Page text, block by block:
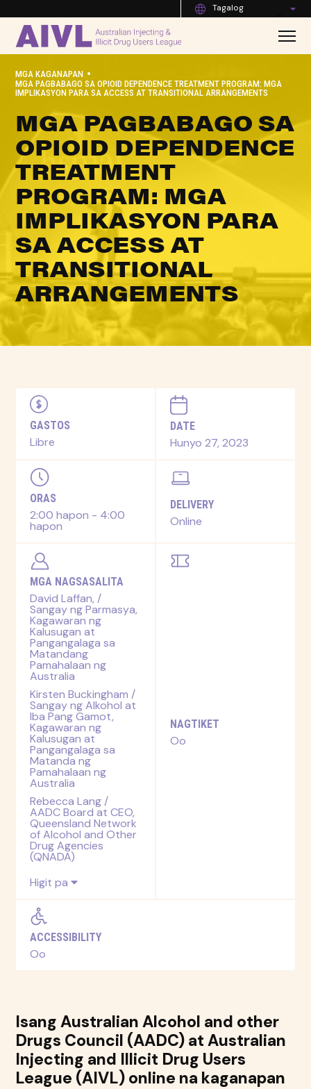
Tagalog
MGA KAGANAPAN •
MGA PAGBABAGO SA OPIOID DEPENDENCE TREATMENT PROGRAM: MGA
IMPLIKASYON PARA SA ACCESS AT TRANSITIONAL ARRANGEMENTS
MGA PAGBABAGO SA
OPIOID DEPENDENCE
TREATMENT
PROGRAM: MGA
IMPLIKASYON PARA
SA ACCESS AT
TRANSITIONAL
ARRANGEMENTS
GASTOS
Libre
DATE
Hunyo 27, 2023
ORAS
2:00 hapon - 4:00
hapon
DELIVERY
Online
MGA NAGSASALITA
David Laffan, /
Sangay ng Parmasya,
Kagawaran ng
Kalusugan at
Pangangalaga sa
Matandang
Pamahalaan ng
Australia
Kirsten Buckingham /
Sangay ng Alkohol at
Iba Pang Gamot,
Kagawaran ng
Kalusugan at
Pangangalaga sa
Matanda ng
Pamahalaan ng
Australia
Rebecca Lang /
AADC Board at CEO,
Queensland Network
of Alcohol and Other
Drug Agencies
(QNADA)
Higit pa
NAGTIKET
Oo
ACCESSIBILITY
Oo
Isang Australian Alcohol and other
Drugs Council (AADC) at Australian
Injecting and Illicit Drug Users
League (AIVL) online na kaganapan